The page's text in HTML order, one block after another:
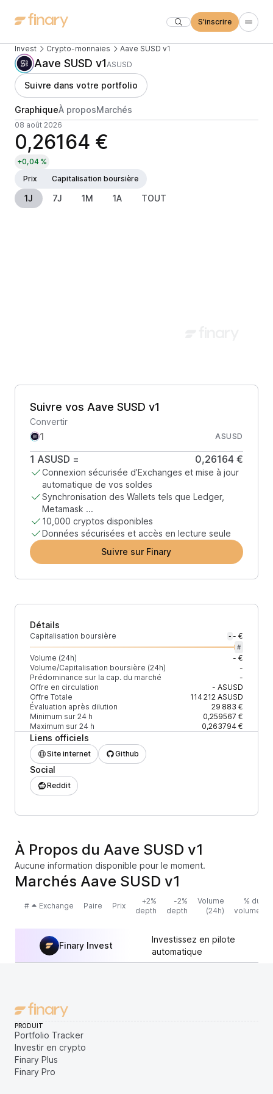
S'inscrire
Invest Crypto-monnaies Aave SUSD v1
Aave SUSD v1ASUSD
Suivre dans votre portfolio
GraphiqueÀ proposMarchés
08 août 2026
0,26164 €
+0,04 %
Prix
Capitalisation boursière
1J 7J 1M 1A TOUT
Suivre vos Aave SUSD v1
Convertir
ASUSD
1 ASUSD = 0,26164 €
Connexion sécurisée d’Exchanges et mise à jour
automatique de vos soldes
Synchronisation des Wallets tels que Ledger,
Metamask ...
10,000 cryptos disponibles
Données sécurisées et accès en lecture seule
Suivre sur Finary
Détails
Capitalisation boursière - - €
#
Volume (24h)
- €
Volume/Capitalisation boursière (24h)
-
Prédominance sur la cap. du marché
-
Offre en circulation
- ASUSD
Offre Totale
114 212ASUSD
Évaluation après dilution
29 883 €
Minimum sur 24 h
0,259567 €
Maximum sur 24 h
0,263794 €
Liens officiels
Site internet Github
Social
Reddit
À Propos du Aave SUSD v1
Aucune information disponible pour le moment.
Marchés Aave SUSD v1
# Exchange Paire Prix
+2%
depth
-2%
depth
Volume
(24h)
% du
volume
Finary Invest
Investissez en pilote
automatique
PRODUIT
Portfolio Tracker
Investir en crypto
Finary Plus
Finary Pro